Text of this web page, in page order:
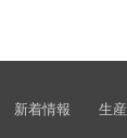
新着情報 生